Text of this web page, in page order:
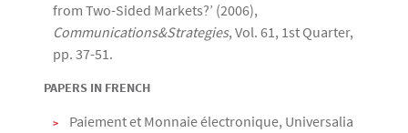
from Two-Sided Markets?’ (2006),
Communications&Strategies, Vol. 61, 1st Quarter,
pp. 37-51.
PAPERS IN FRENCH
Paiement et Monnaie électronique, Universalia